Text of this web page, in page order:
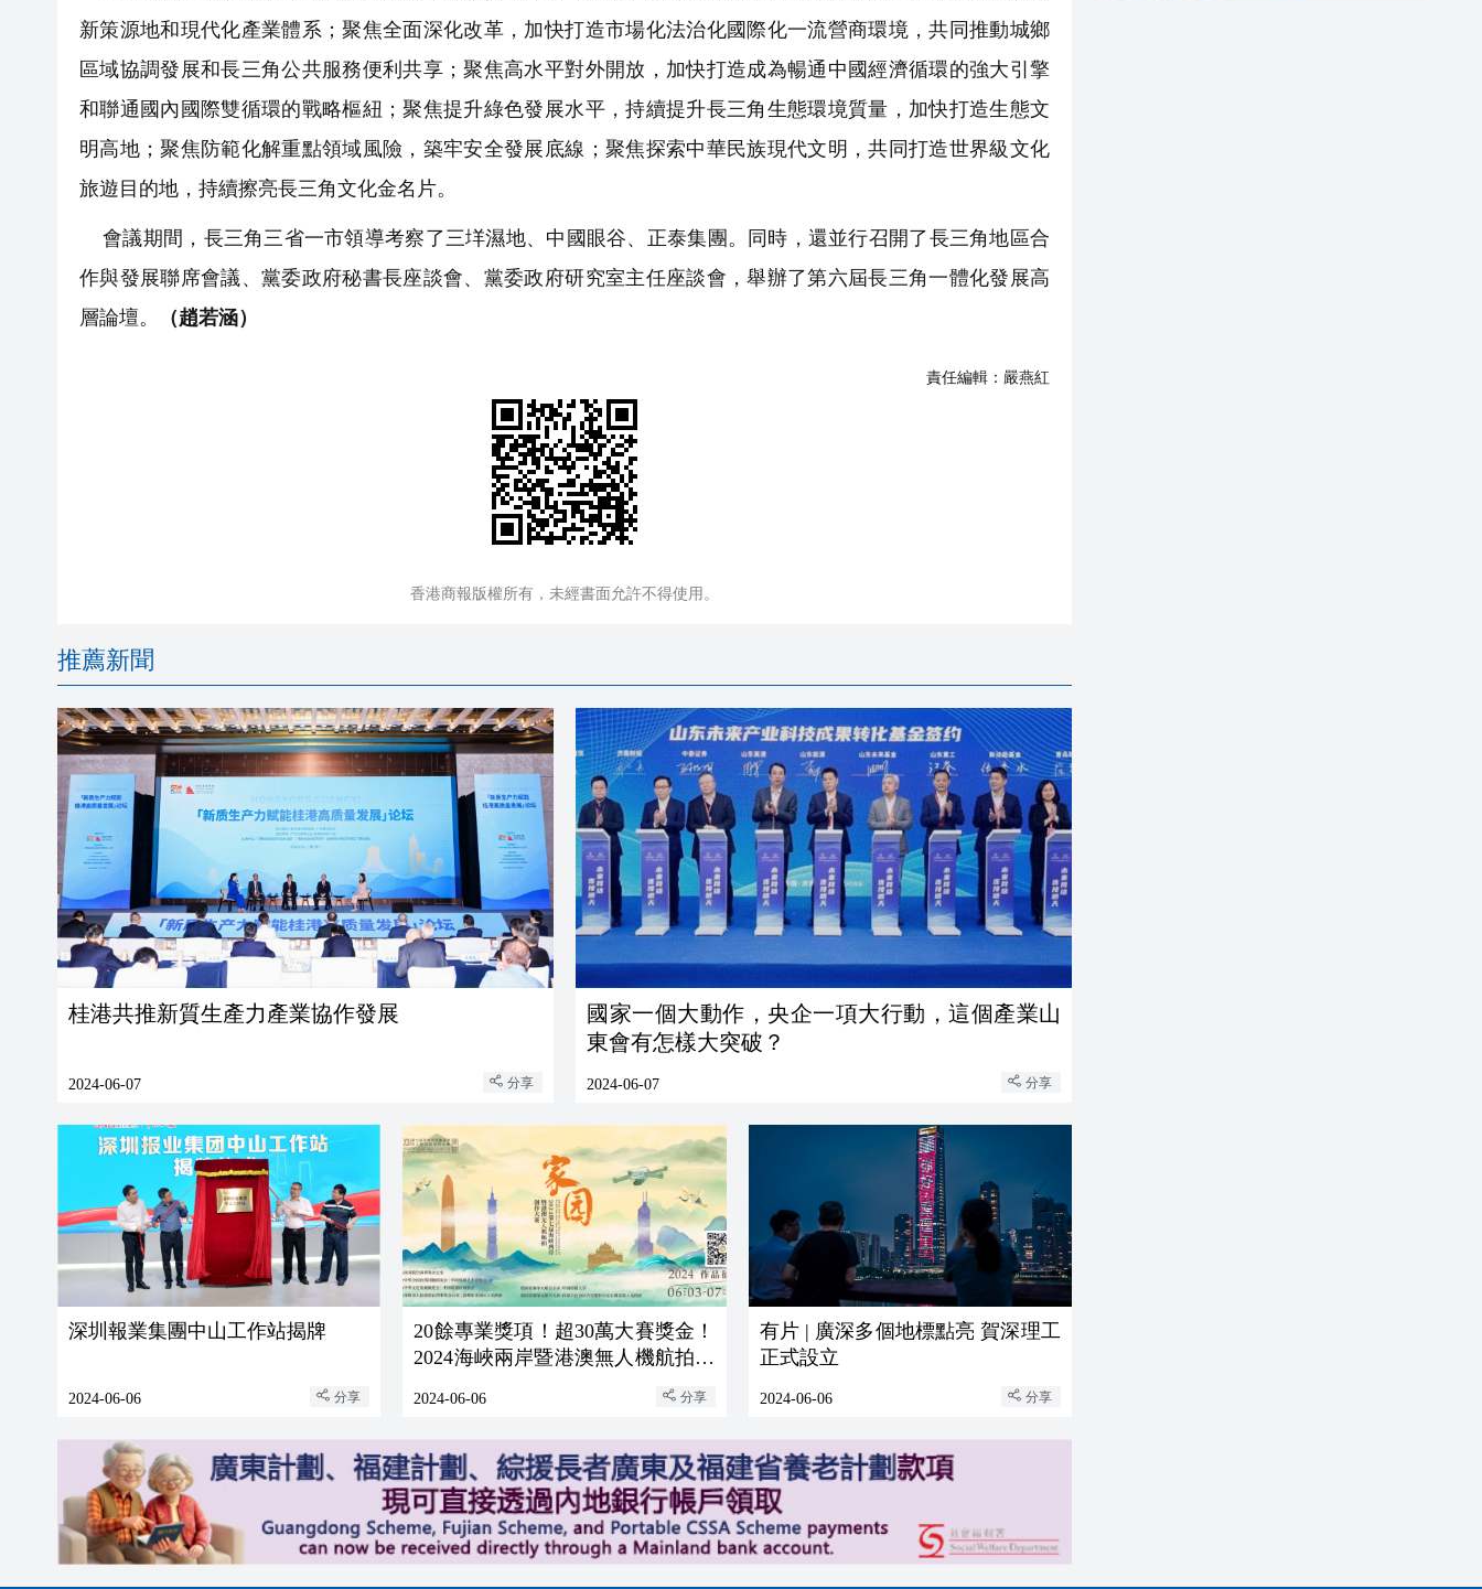
新策源地和現代化產業體系；聚焦全面深化改革，加快打造市場化法治化國際化一流營商環境，共同推動城鄉
區域協調發展和長三角公共服務便利共享；聚焦高水平對外開放，加快打造成為暢通中國經濟循環的強大引擎
和聯通國內國際雙循環的戰略樞紐；聚焦提升綠色發展水平，持續提升長三角生態環境質量，加快打造生態文
明高地；聚焦防範化解重點領域風險，築牢安全發展底線；聚焦探索中華民族現代文明，共同打造世界級文化
旅遊目的地，持續擦亮長三角文化金名片。
會議期間，長三角三省一市領導考察了三垟濕地、中國眼谷、正泰集團。同時，還並行召開了長三角地區合
作與發展聯席會議、黨委政府秘書長座談會、黨委政府研究室主任座談會，舉辦了第六屆長三角一體化發展高
層論壇。
（趙若涵）
責任編輯： 嚴燕紅
香港商報版權所有，未經書面允許不得使用。
推薦新聞
桂港共推新質生產力產業協作發展
2024-06-07 分享
國家一個大動作，央企一項大行動，這個產業山
東會有怎樣大突破？
2024-06-07 分享
深圳報業集團中山工作站揭牌
2024-06-06 分享
20餘專業獎項！超30萬大賽獎金！
2024海峽兩岸暨港澳無人機航拍創
2024-06-06 分享
有片 | 廣深多個地標點亮 賀深理工
正式設立
2024-06-06 分享